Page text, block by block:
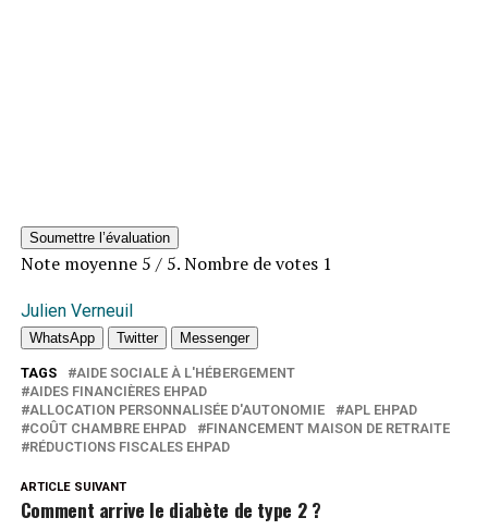
Soumettre l’évaluation
Note moyenne 5 / 5. Nombre de votes 1
Julien Verneuil
WhatsApp Twitter Messenger
TAGS
AIDE SOCIALE À L'HÉBERGEMENT
AIDES FINANCIÈRES EHPAD
ALLOCATION PERSONNALISÉE D'AUTONOMIE
APL EHPAD
COÛT CHAMBRE EHPAD
FINANCEMENT MAISON DE RETRAITE
RÉDUCTIONS FISCALES EHPAD
ARTICLE SUIVANT
Comment arrive le diabète de type 2 ?